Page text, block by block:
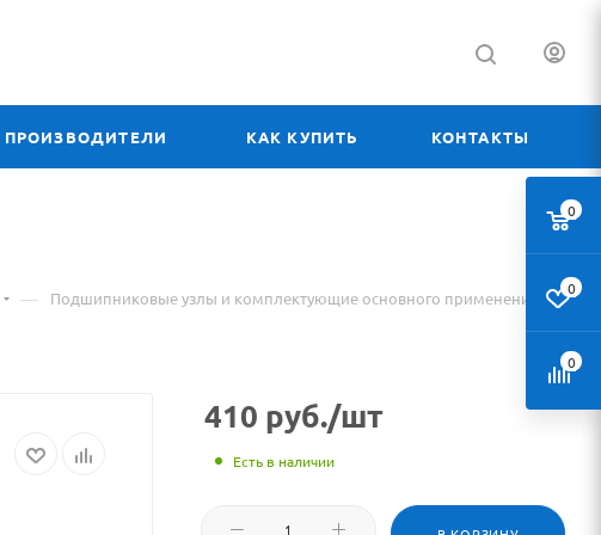
ПРОИЗВОДИТЕЛИ КАК КУПИТЬ КОНТАКТЫ
— Подшипниковые узлы и комплектующие основного применения
410 руб./шт
Есть в наличии
0
0
0